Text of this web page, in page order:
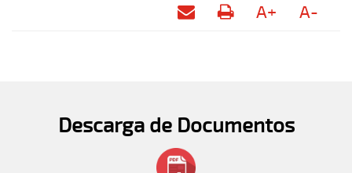
A+ A-
Descarga de Documentos